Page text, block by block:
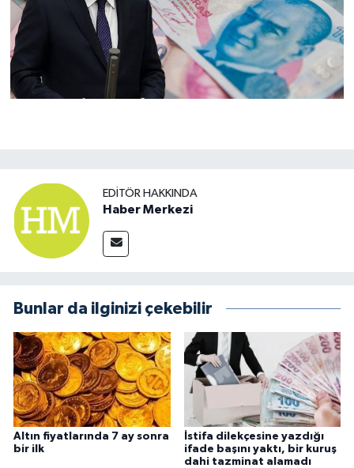
EDITÖR HAKKINDA
Haber Merkezi
Bunlar da ilginizi çekebilir
Altın fiyatlarında 7 ay sonra
bir ilk
İstifa dilekçesine yazdığı
ifade başını yaktı, bir kuruş
dahi tazminat alamadı